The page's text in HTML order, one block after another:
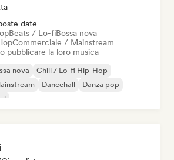
date
Beats / Lo-fiBossa nova
Commerciale / Mainstream
pubblicare la loro musica
nova
Chill / Lo-fi Hip-Hop
Dancehall
Danza pop